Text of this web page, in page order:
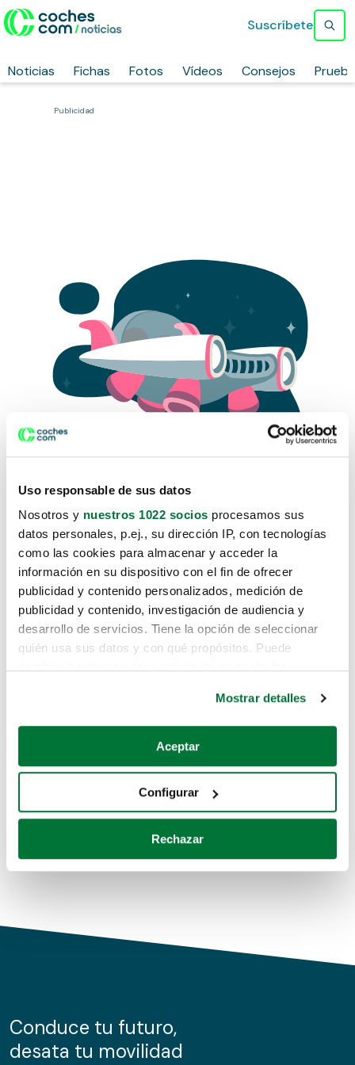
Uso responsable de sus datos
Nosotros y nuestros 1022 socios procesamos sus
datos personales, p.ej., su dirección IP, con tecnologías
como las cookies para almacenar y acceder la
información en su dispositivo con el fin de ofrecer
publicidad y contenido personalizados, medición de
publicidad y contenido, investigación de audiencia y
desarrollo de servicios. Tiene la opción de seleccionar
quién usa sus datos y con qué propósitos. Puede
Si lo permite, también quisiéramos:
Recopilar información sobre su ubicación geográfica
Identificar su dispositivo analizándolo activamente
para buscar características específicas (huellas
Obtenga más información sobre cómo se procesan sus
de cookies.
información sobre el uso que haga del sitio web con
nuestros partners de redes sociales, publicidad y análisis
Mostrar detalles
Aceptar
Configurar
Rechazar
Noticias Fichas Fotos Vídeos Consejos
Suscríbete
Publicidad
Lo sentimos, no sabemos como
te hemos traido hasta aquí.
Pero puedes encontrar el coche que estás
buscando en alguno de estos enlaces:
Coches de segunda mano
Coches de km0
Conduce tu futuro,
desata tu movilidad